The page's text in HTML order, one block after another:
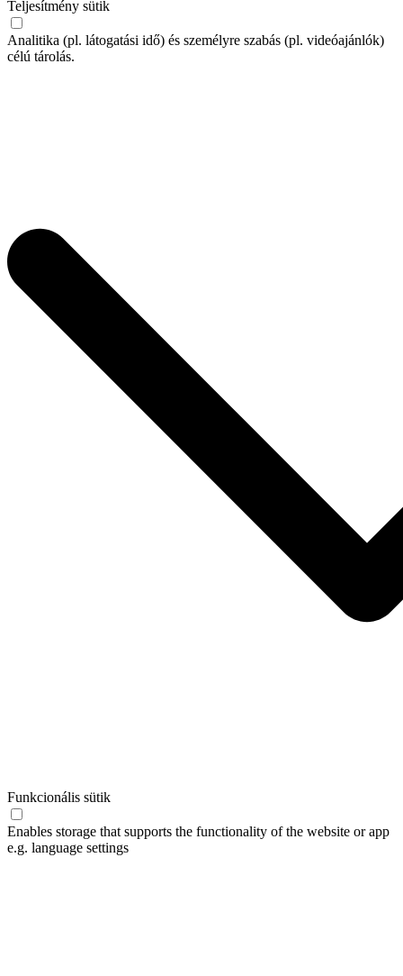
Teljesítmény sütik
Analitika (pl. látogatási idő) és személyre szabás (pl. videóajánlók)
célú tárolás.
Funkcionális sütik
Enables storage that supports the functionality of the website or app
e.g. language settings